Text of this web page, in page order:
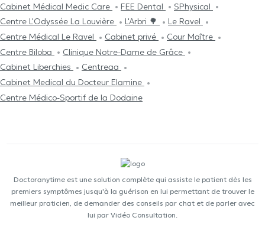
Cabinet Médical Medic Care
FEE Dental
SPhysical
Centre L'Odyssée La Louvière
L'Arbri 🌳
Le Ravel
Centre Médical Le Ravel
Cabinet privé
Cour Maître
Centre Biloba
Clinique Notre-Dame de Grâce
Cabinet Liberchies
Centreaa
Cabinet Medical du Docteur Elamine
Centre Médico-Sportif de la Dodaine
Doctoranytime est une solution complète qui assiste le patient dès les
premiers symptômes jusqu'à la guérison en lui permettant de trouver le
meilleur praticien, de demander des conseils par chat et de parler avec
lui par Vidéo Consultation.